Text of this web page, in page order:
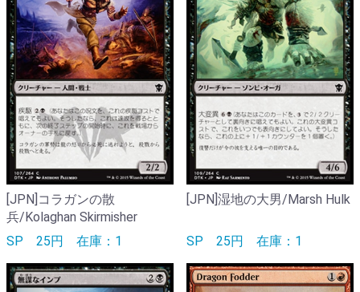
[JPN]コラガンの散
兵/Kolaghan Skirmisher
SP 25円 在庫：1
[JPN]湿地の大男/Marsh Hulk
SP 25円 在庫：1